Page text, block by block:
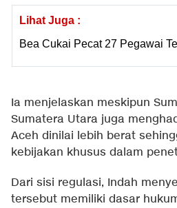
Lihat Juga :
Bea Cukai Pecat 27 Pegawai
Ia menjelaskan meskipun
Sumatera Utara juga
Aceh dinilai lebih berat
kebijakan khusus dalam
Dari sisi regulasi, Indah
tersebut memiliki dasar